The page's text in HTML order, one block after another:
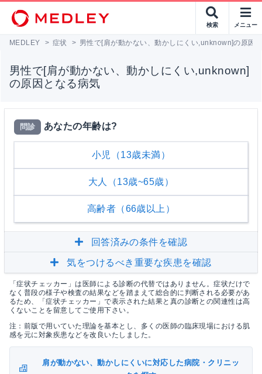
検索 メニュー
MEDLEY > 症状 > 男性で[肩が動かない、動かしにくい,unknown]の原因
男性で[肩が動かない、動かしにくい,unknown]
の原因となる病気
問診 あなたの年齢は?
小児（13歳未満）
大人（13歳~65歳）
高齢者（66歳以上）
回答済みの条件を確認
気をつけるべき重要な疾患を確認
「症状チェッカー」は医師による診断の代替ではありません。症状だけで
なく普段の様子や検査の結果などを踏まえて総合的に判断される必要があ
るため、「症状チェッカー」で表示された結果と真の診断との関連性は高
くないことを留意してご使用下さい。
注：前版で用いていた理論を基本とし、多くの医師の臨床現場における肌
感を元に対象疾患などを改良いたしました。
肩が動かない、動かしにくいに対応した病院・クリニッ